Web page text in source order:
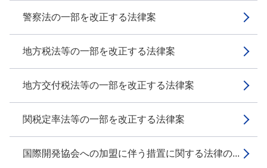
警察法の一部を改正する法律案
地方税法等の一部を改正する法律案
地方交付税法等の一部を改正する法律案
関税定率法等の一部を改正する法律案
国際開発協会への加盟に伴う措置に関する法律の...